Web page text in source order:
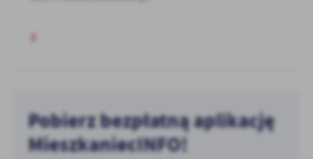
Pobierz bezpłatną aplikację
MieszkaniecINFO!